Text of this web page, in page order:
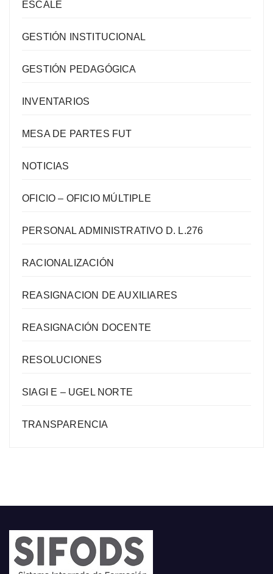
ESCALE
GESTIÓN INSTITUCIONAL
GESTIÓN PEDAGÓGICA
INVENTARIOS
MESA DE PARTES FUT
NOTICIAS
OFICIO – OFICIO MÚLTIPLE
PERSONAL ADMINISTRATIVO D. L.276
RACIONALIZACIÓN
REASIGNACION DE AUXILIARES
REASIGNACIÓN DOCENTE
RESOLUCIONES
SIAGI E – UGEL NORTE
TRANSPARENCIA